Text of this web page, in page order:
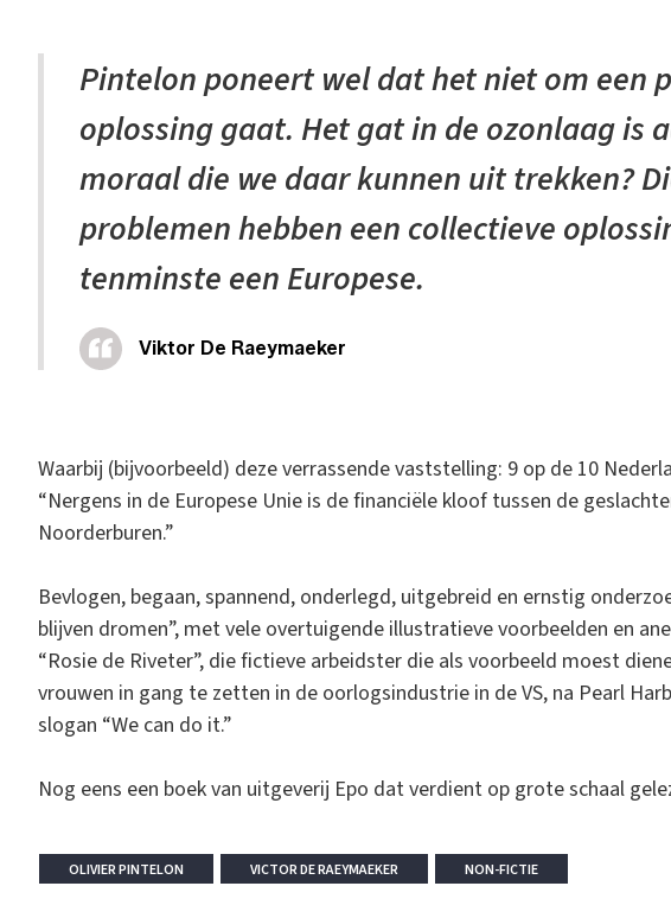
Pintelon poneert wel dat het niet om een
oplossing gaat. Het gat in de ozonlaag is
moraal die we daar kunnen uit trekken?
problemen hebben een collectieve
tenminste een Europese.
Viktor De Raeymaeker
Waarbij (bijvoorbeeld) deze verrassende vaststelling: 9 op de 10
“Nergens in de Europese Unie is de financiële kloof tussen de
Noorderburen.”
Bevlogen, begaan, spannend, onderlegd, uitgebreid en ernstig
blijven dromen”, met vele overtuigende illustratieve voorbeelden en
“Rosie de Riveter”, die fictieve arbeidster die als voorbeeld moest
vrouwen in gang te zetten in de oorlogsindustrie in de VS, na Pearl
slogan “We can do it.”
Nog eens een boek van uitgeverij Epo dat verdient op grote schaal
OLIVIER PINTELON VICTOR DE RAEYMAEKER NON-FICTIE